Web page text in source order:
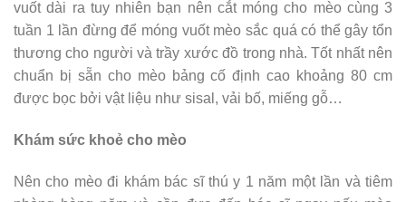
vuốt dài ra tuy nhiên bạn nên cắt móng cho mèo cùng 3
tuần 1 lần đừng để móng vuốt mèo sắc quá có thể gây tổn
thương cho người và trầy xước đồ trong nhà. Tốt nhất nên
chuẩn bị sẵn cho mèo bảng cố định cao khoảng 80 cm
được bọc bởi vật liệu như sisal, vải bố, miếng gỗ…
Khám sức khoẻ cho mèo
Nên cho mèo đi khám bác sĩ thú y 1 năm một lần và tiêm